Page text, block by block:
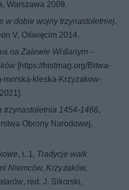
Warszawa 2009.
w dobie wojny trzynastoletniej,
V, Oświęcim 2014.
na Zalewie Wiślanym –
[https://histmag.org/Bitwa-
kleska-Krzyzakow-
trzynastoletnia 1454-1466,
Obrony Narodowej,
, t. 1, Tradycje walk
Niemców, Krzyżaków,
, red. J. Sikorski,